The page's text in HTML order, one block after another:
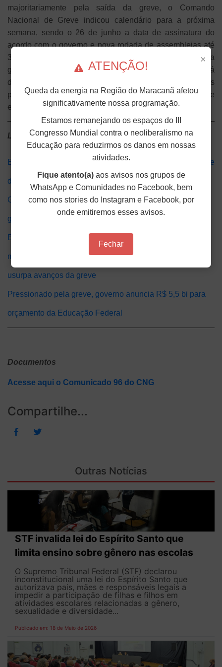
majoritariamente pela saída da greve, o Comando
Nacional de Greve indicou calendário para a próxima
semana, sendo o 26 de junho a data de assinatura do
acordo com o governo e nova rodada de assembleias até
3 de julho, para que as bases definam o dia de saída da
greve em suas respectivas instituições. O CNG será
dissolvido em 27 de junho, e os Comandos locais
permanecem em atividade até o encerramento da greve
em cada instituição.
Leia Mais
Em e-mail, governo reforça autoritarismo e ameaça à greve
de docentes federais
Greve Docente Federal: Após pressão do movimento,
governo retoma negociação e sinaliza alguns avanços
Entidades da Educação Federal arrancam conquistas,
mas braço sindical do governo prejudica negociações e
usurpa avanços da greve
Pressionado pela greve, governo anuncia R$ 5,5 bi para
orçamento da Educação Federal
Documentos
Acesse aqui o Comunicado 96 do CNG
Compartilhe...
Outras Notícias
STF invalida lei do Espírito Santo que
limita ensino sobre gênero nas escolas
O Supremo Tribunal Federal (STF) declarou
inconstitucional uma lei do Espírito Santo que
autorizava pais, mães e responsáveis legais ​​a
impedir a participação de filhas e filhos em
atividades escolares relacionadas a gênero,
sexualidade e diversidade...
Publicado em: 18 de Maio de 2026
×
ATENÇÃO!
Queda da energia na Região do Maracanã afetou
significativamente nossa programação.
Estamos remanejando os espaços do III
Congresso Mundial contra o neoliberalismo na
Educação para reduzirmos os danos em nossas
atividades.
Fique atento(a)aos avisos nos grupos de
WhatsApp e Comunidades no Facebook, bem
como nos stories do Instagram e Facebook, por
onde emitiremos esses avisos.
Fechar